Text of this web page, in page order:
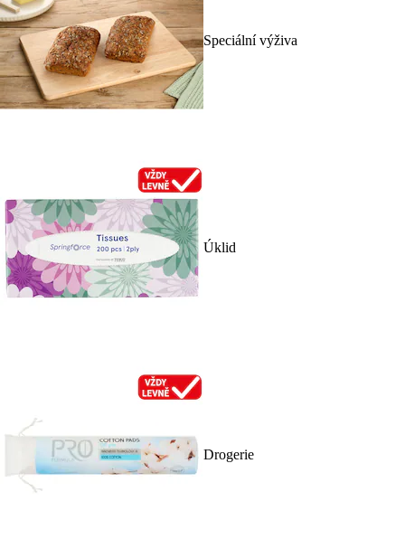
Speciální výživa
Úklid
Drogerie